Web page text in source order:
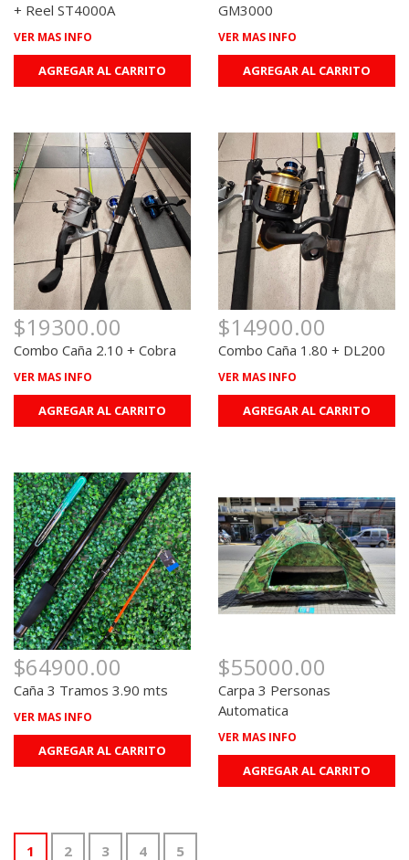
+ Reel ST4000A
VER MAS INFO
AGREGAR AL CARRITO
GM3000
VER MAS INFO
AGREGAR AL CARRITO
$19300.00
Combo Caña 2.10 + Cobra
VER MAS INFO
AGREGAR AL CARRITO
$14900.00
Combo Caña 1.80 + DL200
VER MAS INFO
AGREGAR AL CARRITO
$64900.00
Caña 3 Tramos 3.90 mts
VER MAS INFO
AGREGAR AL CARRITO
$55000.00
Carpa 3 Personas
Automatica
VER MAS INFO
AGREGAR AL CARRITO
1 2 3 4 5